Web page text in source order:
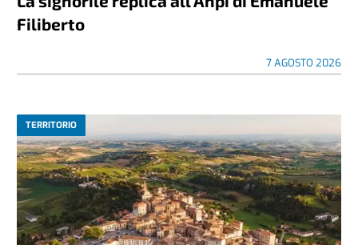
Filiberto
7 AGOSTO 2026
TERRITORIO